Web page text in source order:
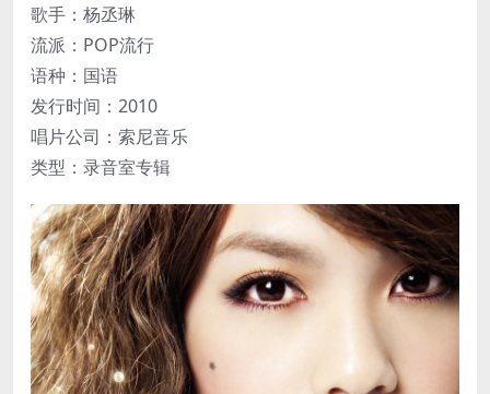
歌手：杨丞琳
流派：POP流行
语种：国语
发行时间：2010
唱片公司：索尼音乐
类型：录音室专辑